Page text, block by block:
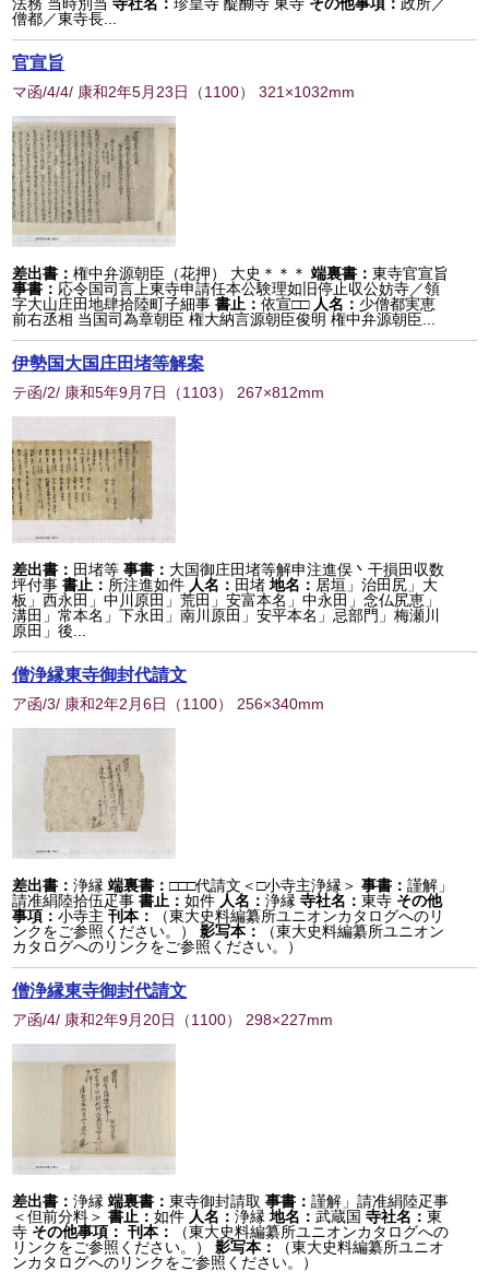
僧都／東寺長...
官宣旨
マ函/4/4/ 康和2年5月23日 （1100） 321×1032mm
差出書：権中弁源朝臣（花押） 大史＊＊＊ 端裏書：東寺官宣旨
事書： 応令国司言上東寺申請任本公験理如旧停止収公妨寺／領
字大山庄田地肆拾陸町子細事書止：依宣□□ 人名： 少僧都実恵
前右丞相 当国司為章朝臣 権大納言源朝臣俊明 権中弁源朝臣...
伊勢国大国庄田堵等解案
テ函/2/ 康和5年9月7日 （1103） 267×812mm
差出書： 田堵等 事書： 大国御庄田堵等解申注進俣丶干損田収数
坪付事書止： 所注進如件 人名： 田堵 地名： 居垣」治田尻」大
板」西永田」中川原田」荒田」安富本名」中永田」念仏尻恵」
溝田」常本名」下永田」南川原田」安平本名」忌部門」梅瀬川
原田」後...
僧浄縁東寺御封代請文
ア函/3/ 康和2年2月6日 （1100） 256×340mm
差出書：浄縁 端裏書：□□□代請文＜□小寺主浄縁＞ 事書：謹解」
請准絹陸拾伍疋事書止：如件 人名：浄縁 寺社名：東寺 その他
事項：小寺主刊本：
（東大史料編纂所ユニオンカタログへのリ
ンクをご参照ください。）
影写本：
（東大史料編纂所ユニオン
カタログへのリンクをご参照ください。）
僧浄縁東寺御封代請文
ア函/4/ 康和2年9月20日 （1100） 298×227mm
差出書：浄縁 端裏書：東寺御封請取 事書：謹解」請准絹陸疋事
＜但前分料＞書止：如件 人名：浄縁 地名：武蔵国 寺社名：東
寺 その他事項： 刊本：
（東大史料編纂所ユニオンカタログへの
リンクをご参照ください。）
影写本：
（東大史料編纂所ユニオ
ンカタログへのリンクをご参照ください。）